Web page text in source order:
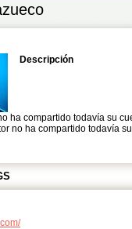
Descripción
ha compartido todavía su
no ha compartido todavía